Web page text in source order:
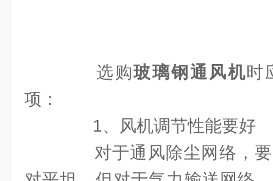
选购玻璃钢通风机时
项：
1、风机调节性能要好
对于通风除尘网络，要